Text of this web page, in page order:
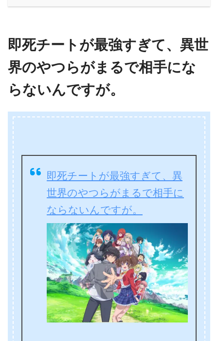
即死チートが最強すぎて、異世
界のやつらがまるで相手にな
らないんですが。
即死チートが最強すぎて、異
世界のやつらがまるで相手に
ならないんですが。